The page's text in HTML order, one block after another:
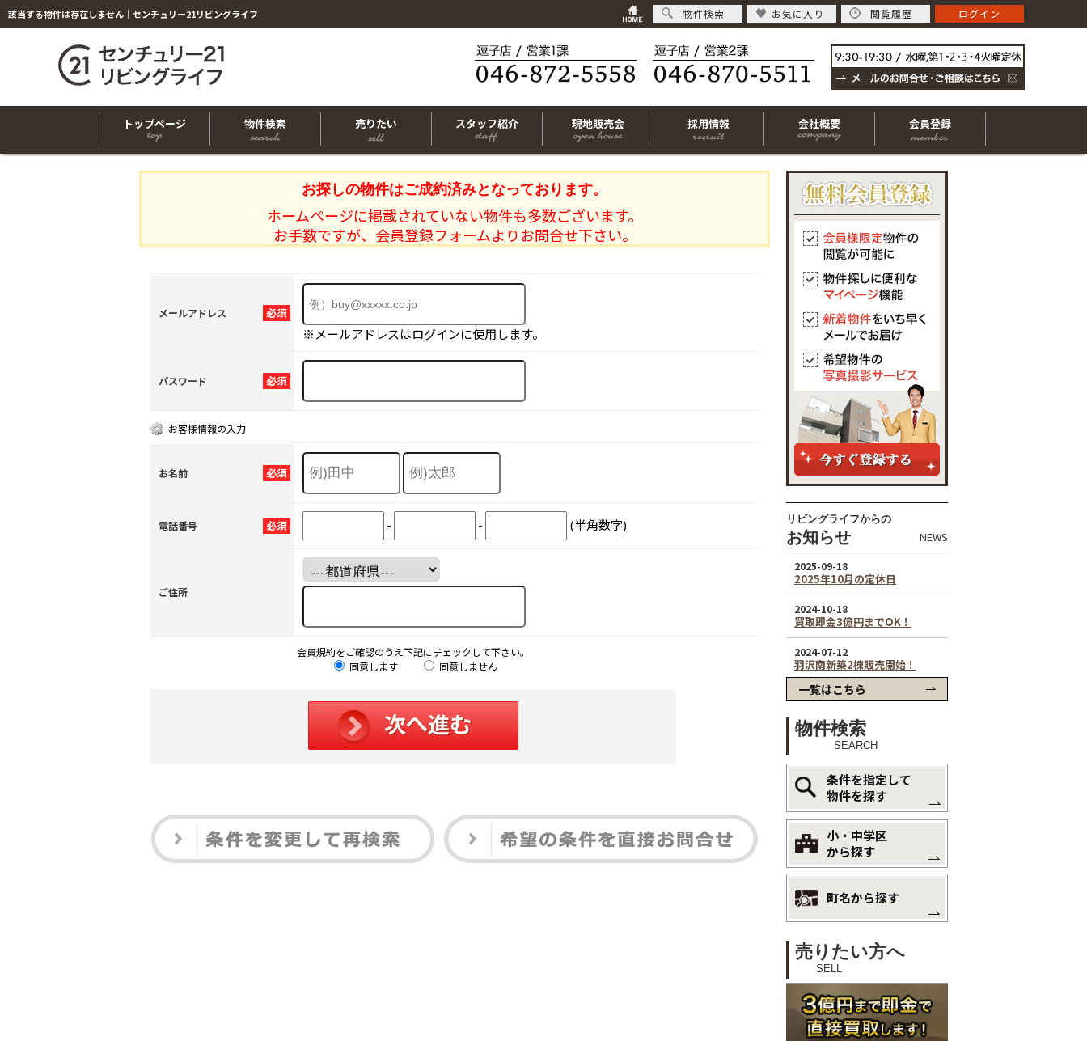
該当する物件は存在しません｜センチュリー21リビングライフ
トップページ 物件検索 売りたい スタッフ紹介 現地販売会 採用情報 会社概要 会員登録
お探しの物件はご成約済みとなっております。
ホームページに掲載されていない物件も多数ございます。
お手数ですが、会員登録フォームよりお問合せ下さい。
必須
メールアドレス
※メールアドレスはログインに使用します。
必須
パスワード
お客様情報の入力
必須
お名前
必須
電話番号 - - (半角数字)
ご住所
会員規約をご確認のうえ下記にチェックして下さい。
同意します
同意しません
リビングライフからの
お知らせ NEWS
一覧はこちら
物件検索
SEARCH
条件を指定して
物件を探す
小・中学区
から探す
町名から探す
売りたい方へ
SELL
物件検索 お気に入り 閲覧履歴 ログイン